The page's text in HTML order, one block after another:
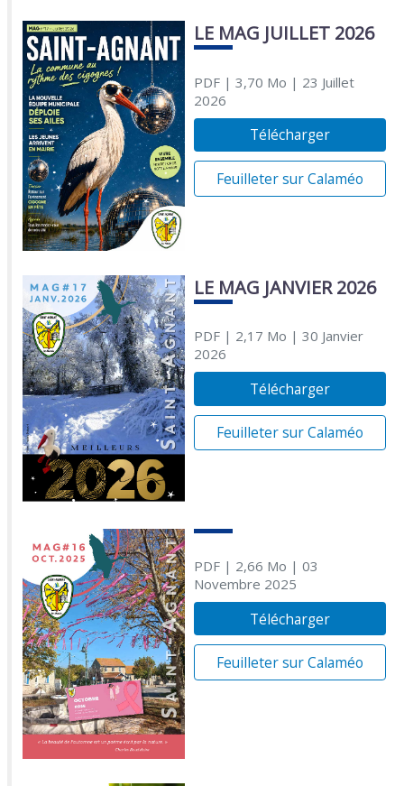
LE MAG JUILLET 2026
PDF| 3,70 Mo | 23 Juillet
2026
Télécharger
Feuilleter sur Calaméo
LE MAG JANVIER 2026
PDF| 2,17 Mo | 30 Janvier
2026
Télécharger
Feuilleter sur Calaméo
PDF| 2,66 Mo | 03
Novembre 2025
Télécharger
Feuilleter sur Calaméo